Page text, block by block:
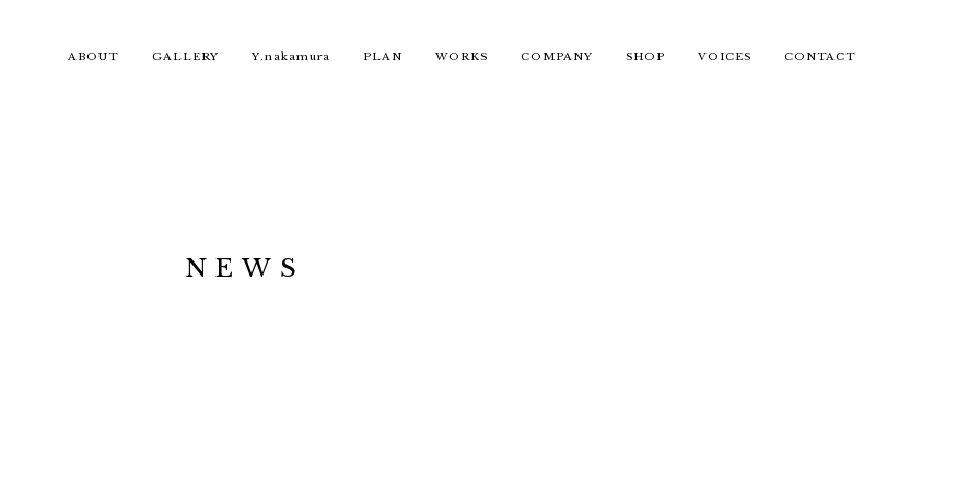
ABOUT GALLERY Y.nakamura PLAN WORKS COMPANY SHOP VOICES CONTACT
NEWS